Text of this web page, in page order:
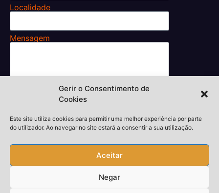
Gerir o Consentimento de
Cookies
Este site utiliza cookies para permitir uma melhor experiência por parte
do utilizador. Ao navegar no site estará a consentir a sua utilização.
Aceitar
Negar
Localidade
Mensagem
Li e aceito os
Enviar
Termos e Condições.
Desenvolvedor,thiagokieras.com
Copyright © 2026 Todos Direitos Reservados